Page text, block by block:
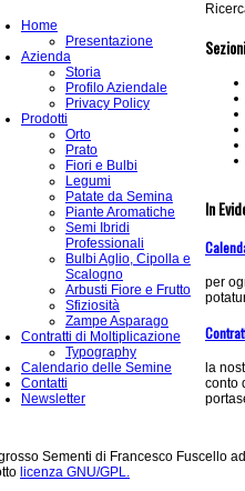
Home
Presentazione
Azienda
Storia
Profilo Aziendale
Privacy Policy
Prodotti
Orto
Prato
Fiori e Bulbi
Legumi
Patate da Semina
Piante Aromatiche
Semi Ibridi
Professionali
Bulbi Aglio, Cipolla e
Scalogno
Arbusti Fiore e Frutto
Sfiziosità
Zampe Asparago
Contratti di Moltiplicazione
Typography
Calendario delle Semine
Contatti
Newsletter
In
per
la
conto
Sementi di Francesco Fuscello
licenza GNU/GPL.